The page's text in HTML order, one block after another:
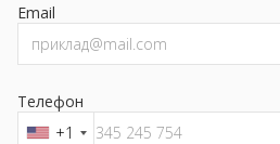
Email
Телефон
+1